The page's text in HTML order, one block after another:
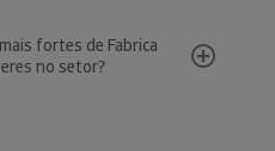
fortes de Fabrica
no setor?